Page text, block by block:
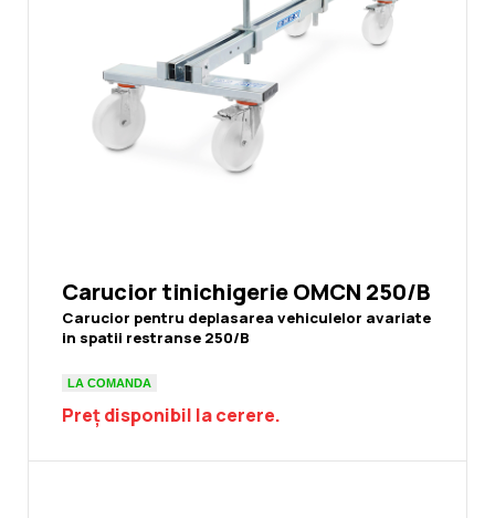
Carucior tinichigerie OMCN 250/B
Carucior pentru deplasarea vehiculelor avariate
in spatii restranse 250/B
LA COMANDA
Preț disponibil la cerere.